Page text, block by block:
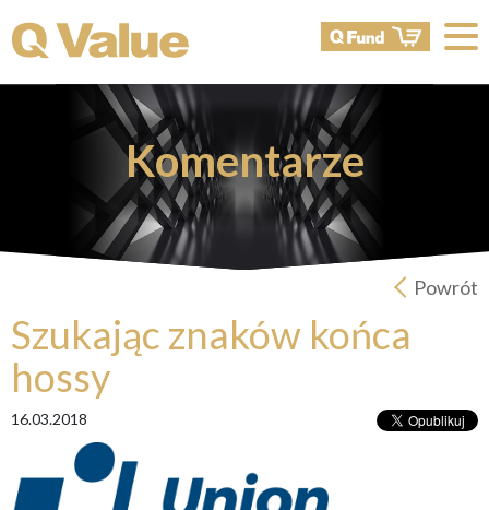
Komentarze
Powrót
Szukając znaków końca
hossy
16.03.2018